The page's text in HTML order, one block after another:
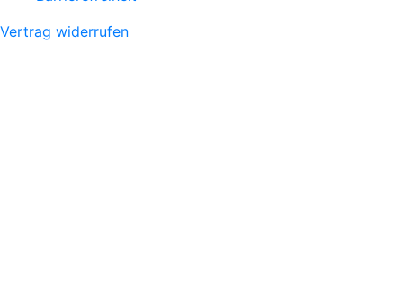
Vertrag widerrufen